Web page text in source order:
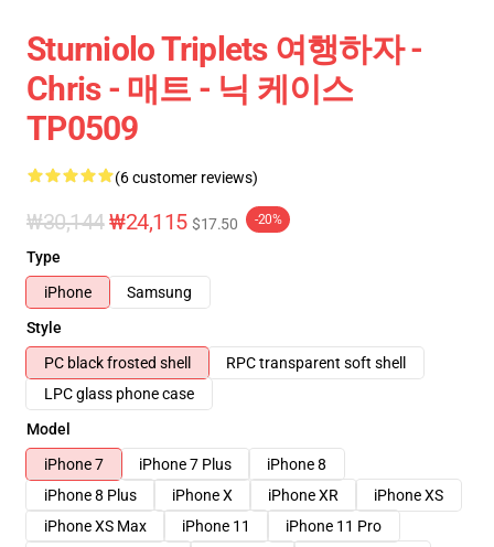
Sturniolo Triplets 여행하자 -
Chris - 매트 - 닉 케이스
TP0509
(6 customer reviews)
₩30,144₩24,115 $17.50 -20%
Type
iPhone
Samsung
Style
PC black frosted shell
RPC transparent soft shell
LPC glass phone case
Model
iPhone 7
iPhone 7 Plus
iPhone 8
iPhone 8 Plus
iPhone X iPhone XR
iPhone XS
iPhone XS Max
iPhone 11
iPhone 11 Pro